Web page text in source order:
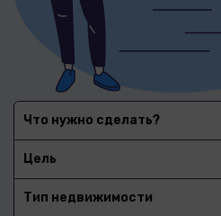
Что нужно сделать?
Цель
Тип недвижимости